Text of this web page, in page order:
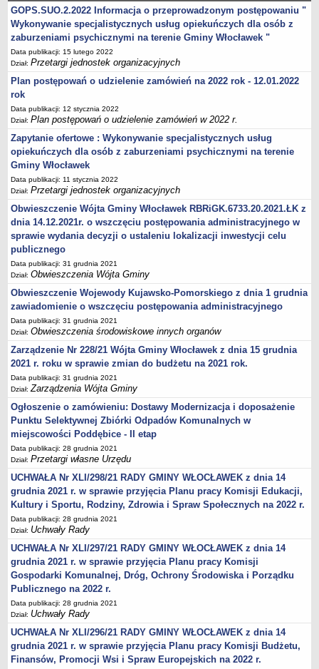
Odpowiedzi na interpelacje
Zapytania
Odpowiedzi na zapytania
URZĄD GMINY
Wójt Gminy
Sekretarz Gminy
Zarządzenia Wójta Gminy
Zarządzenia Kierownika Urzędu
Baza Aktów Własnych
Regulamin Pracy Urzędu
Regulamin Organizacyjny
Oświadczenia majątkowe
e-Urząd
PRZETARGI
Przetargi własne Urzędu
Przetargi jednostek organizacyjnych
Zamówienia publiczne do kwoty 30 tyś. euro
Plan postępowań o udzielenie zamówień w 2022 r.
Plan postępowań o udzielenie zamówień w 2021 r.
Plan postępowań o udzielenie zamówień w 2020 r.
Plan postępowań o udzielenie zamówień w 2019 r.
Plan postępowań o udzielenie zamówień w 2018 r.
Plan postępowań o udzielenie zamówień w 2017 r.
OCHRONA ŚRODOWISKA
Karty Informacyjne
Obwieszczenia środowiskowe
Obwieszczenia środowiskowe innych organów
Ogłoszenia środowiskowe
Postanowienia środowiskowe
Postanowienia środowiskowe innych organów
Archiwum 2008-2010
Rejestr działalności regulowanej
Miejscowy Plan Zagospodarowania Przestrzennego
Program Ochrony Środowiska
Plan Gospodarki Odpadami
GOPS.SUO.2.2022 Informacja o przeprowadzonym postępowaniu "
Wykonywanie specjalistycznych usług opiekuńczych dla osób z
zaburzeniami psychicznymi na terenie Gminy Włocławek "
Data publikacji: 15 lutego 2022
Dział:Przetargi jednostek organizacyjnych
Plan postępowań o udzielenie zamówień na 2022 rok - 12.01.2022
rok
Data publikacji: 12 stycznia 2022
Dział:Plan postępowań o udzielenie zamówień w 2022 r.
Zapytanie ofertowe : Wykonywanie specjalistycznych usług
opiekuńczych dla osób z zaburzeniami psychicznymi na terenie
Gminy Włocławek
Data publikacji: 11 stycznia 2022
Dział:Przetargi jednostek organizacyjnych
Obwieszczenie Wójta Gminy Włocławek RBRiGK.6733.20.2021.ŁK z
dnia 14.12.2021r. o wszczęciu postępowania administracyjnego w
sprawie wydania decyzji o ustaleniu lokalizacji inwestycji celu
publicznego
Data publikacji: 31 grudnia 2021
Dział:Obwieszczenia Wójta Gminy
Obwieszczenie Wojewody Kujawsko-Pomorskiego z dnia 1 grudnia
zawiadomienie o wszczęciu postępowania administracyjnego
Data publikacji: 31 grudnia 2021
Dział:Obwieszczenia środowiskowe innych organów
Zarządzenie Nr 228/21 Wójta Gminy Włocławek z dnia 15 grudnia
2021 r. roku w sprawie zmian do budżetu na 2021 rok.
Data publikacji: 31 grudnia 2021
Dział:Zarządzenia Wójta Gminy
Ogłoszenie o zamówieniu: Dostawy Modernizacja i doposażenie
Punktu Selektywnej Zbiórki Odpadów Komunalnych w
miejscowości Poddębice - II etap
Data publikacji: 28 grudnia 2021
Dział:Przetargi własne Urzędu
UCHWAŁA Nr XLI/298/21 RADY GMINY WŁOCŁAWEK z dnia 14
grudnia 2021 r. w sprawie przyjęcia Planu pracy Komisji Edukacji,
Kultury i Sportu, Rodziny, Zdrowia i Spraw Społecznych na 2022 r.
Data publikacji: 28 grudnia 2021
Dział: Uchwały Rady
UCHWAŁA Nr XLI/297/21 RADY GMINY WŁOCŁAWEK z dnia 14
grudnia 2021 r. w sprawie przyjęcia Planu pracy Komisji
Gospodarki Komunalnej, Dróg, Ochrony Środowiska i Porządku
Publicznego na 2022 r.
Data publikacji: 28 grudnia 2021
Dział: Uchwały Rady
UCHWAŁA Nr XLI/296/21 RADY GMINY WŁOCŁAWEK z dnia 14
grudnia 2021 r. w sprawie przyjęcia Planu pracy Komisji Budżetu,
Finansów, Promocji Wsi i Spraw Europejskich na 2022 r.